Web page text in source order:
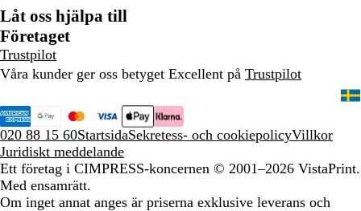
Låt oss hjälpa till
Företaget
Trustpilot
Våra kunder ger oss betyget Excellent på Trustpilot
020 88 15 60StartsidaSekretess- och cookiepolicyVillkor
Juridiskt meddelande
Ett företag i CIMPRESS-koncernen © 2001–2026 VistaPrint.
Med ensamrätt.
Om inget annat anges är priserna exklusive leverans och